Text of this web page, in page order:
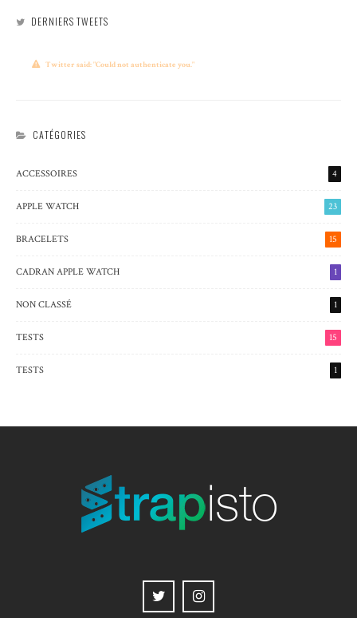
DERNIERS TWEETS
Twitter said: "Could not authenticate you."
CATÉGORIES
ACCESSOIRES 4
APPLE WATCH 23
BRACELETS 15
CADRAN APPLE WATCH 1
NON CLASSÉ 1
TESTS 15
TESTS 1